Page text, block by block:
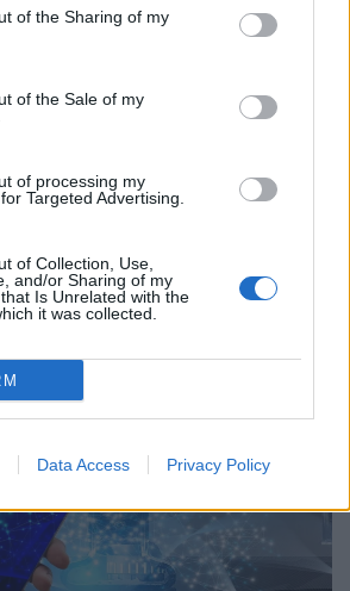
of the Sharing of my
of the Sale of my
of processing my
Targeted Advertising.
of Collection, Use,
and/or Sharing of my
Is Unrelated with the
it was collected.
Data Access Privacy Policy
διακρίνεται
Brainfood Cloud κατακτά
Award στο World Startup
χιλιάδες συμμετοχές ως μία από τις
Σκηνή του We Make Future 2026, μίας
διο